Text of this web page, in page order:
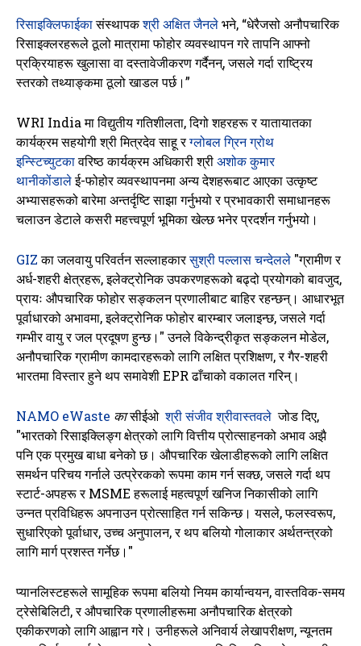
रिसाइक्लिफाईकासंस्थापकश्री अक्षित जैनलेभने, “धेरैजसो अनौपचारिक
रिसाइक्लरहरूले ठूलो मात्रामा फोहोर व्यवस्थापन गरे तापनि आफ्नो
प्रक्रियाहरू खुलासा वा दस्तावेजीकरण गर्दैनन्, जसले गर्दा राष्ट्रिय
स्तरको तथ्याङ्कमा ठूलो खाडल पर्छ।”
WRI India मा विद्युतीय गतिशीलता, दिगो शहरहरू र यातायातका
कार्यक्रम सहयोगी श्री मित्रदेव साहू रग्लोबल ग्रिन ग्रोथ
इन्स्टिच्युटकावरिष्ठ कार्यक्रम अधिकारी श्रीअशोक कुमार
थानीकोंडालेई-फोहोर व्यवस्थापनमा अन्य देशहरूबाट आएका उत्कृष्ट
अभ्यासहरूको बारेमा अन्तर्दृष्टि साझा गर्नुभयो र प्रभावकारी समाधानहरू
चलाउन डेटाले कसरी महत्त्वपूर्ण भूमिका खेल्छ भनेर प्रदर्शन गर्नुभयो।
GIZका जलवायु परिवर्तन सल्लाहकारसुश्री पल्लास चन्देलले "ग्रामीण र
अर्ध-शहरी क्षेत्रहरू, इलेक्ट्रोनिक उपकरणहरूको बढ्दो प्रयोगको बावजुद,
प्रायः औपचारिक फोहोर सङ्कलन प्रणालीबाट बाहिर रहन्छन्। आधारभूत
पूर्वाधारको अभावमा, इलेक्ट्रोनिक फोहोर बारम्बार जलाइन्छ, जसले गर्दा
गम्भीर वायु र जल प्रदूषण हुन्छ।" उनले विकेन्द्रीकृत सङ्कलन मोडेल,
अनौपचारिक ग्रामीण कामदारहरूको लागि लक्षित प्रशिक्षण, र गैर-शहरी
भारतमा विस्तार हुने थप समावेशी EPR ढाँचाको वकालत गरिन्।
NAMO eWaste कासीईओश्री संजीव श्रीवास्तवले जोड दिए,
"भारतको रिसाइक्लिङ्ग क्षेत्रको लागि वित्तीय प्रोत्साहनको अभाव अझै
पनि एक प्रमुख बाधा बनेको छ। औपचारिक खेलाडीहरूको लागि लक्षित
समर्थन परिचय गर्नाले उत्प्रेरकको रूपमा काम गर्न सक्छ, जसले गर्दा थप
स्टार्ट-अपहरू र MSME हरूलाई महत्वपूर्ण खनिज निकासीको लागि
उन्नत प्रविधिहरू अपनाउन प्रोत्साहित गर्न सकिन्छ। यसले, फलस्वरूप,
सुधारिएको पूर्वाधार, उच्च अनुपालन, र थप बलियो गोलाकार अर्थतन्त्रको
लागि मार्ग प्रशस्त गर्नेछ।"
प्यानलिस्टहरूले सामूहिक रूपमा बलियो नियम कार्यान्वयन, वास्तविक-समय
ट्रेसेबिलिटी, र औपचारिक प्रणालीहरूमा अनौपचारिक क्षेत्रको
एकीकरणको लागि आह्वान गरे। उनीहरूले अनिवार्य लेखापरीक्षण, न्यूनतम